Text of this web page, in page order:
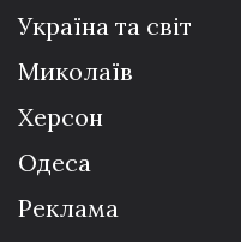
Україна та світ
Миколаїв
Херсон
Одеса
Реклама